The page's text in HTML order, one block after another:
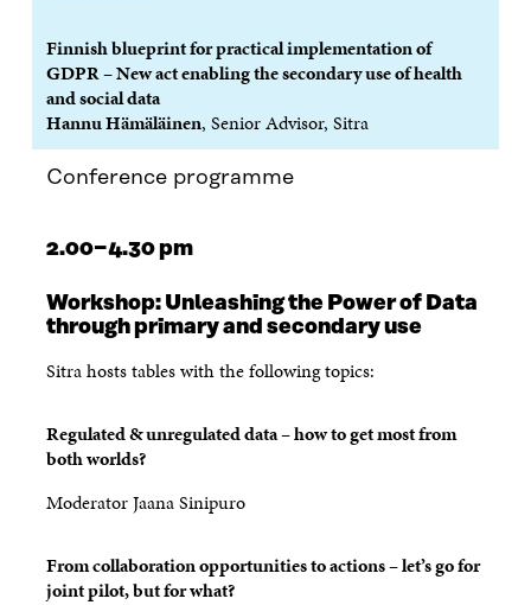
Finnish blueprint for practical implementation of
GDPR – New act enabling the secondary use of health
and social data
Hannu Hämäläinen, Senior Advisor, Sitra
Conference programme
2.00−4.30 pm
Workshop: Unleashing the Power of Data
through primary and secondary use
Sitra hosts tables with the following topics:
Regulated & unregulated data – how to get most from
both worlds?
Moderator Jaana Sinipuro
From collaboration opportunities to actions – let’s go for
joint pilot, but for what?